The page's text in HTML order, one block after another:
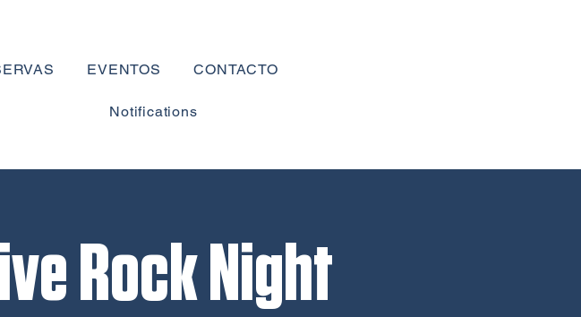
EVENTOS CONTACTO
Notifications
Rock Night